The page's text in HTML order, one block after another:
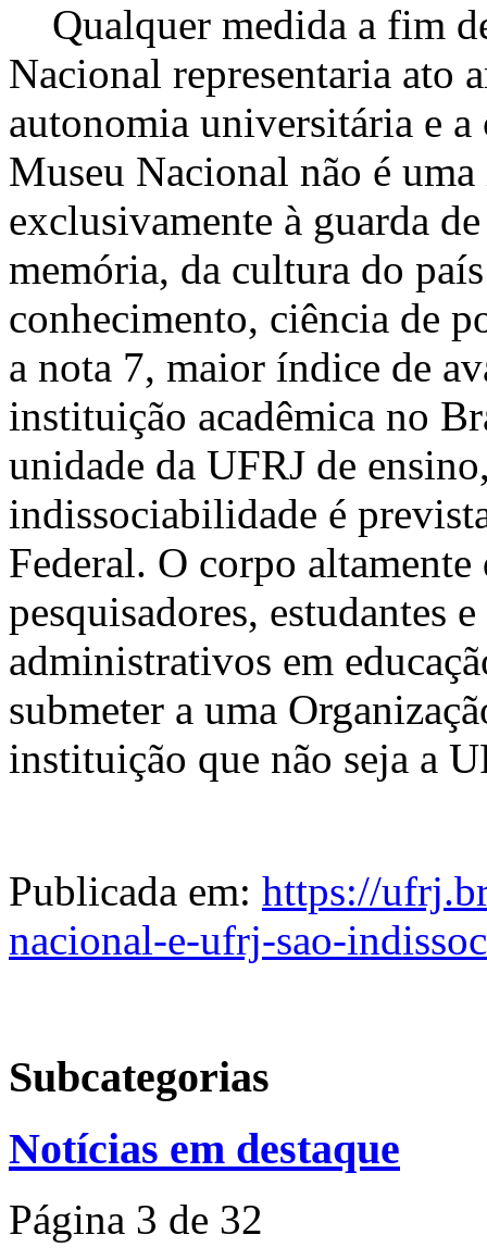
Qualquer medida a fim
Nacional representaria ato
autonomia universitária e
Museu Nacional não é
exclusivamente à guarda
memória, da cultura do
conhecimento, ciência de
a nota 7, maior índice de
instituição acadêmica no
unidade da UFRJ de
indissociabilidade é
Federal. O corpo
pesquisadores, estudantes
administrativos em
submeter a uma
instituição que não seja a
Publicada em: https://
nacional-e-ufrj-sao-
Subcategorias
Notícias em destaque
Página 3 de 32